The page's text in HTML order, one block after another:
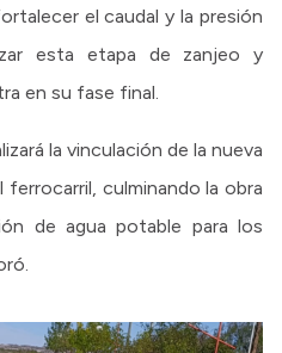
el caudal y la presión
esta etapa de zanjeo y
en su fase final.
la vinculación de la nueva
culminando la obra
de agua potable para los